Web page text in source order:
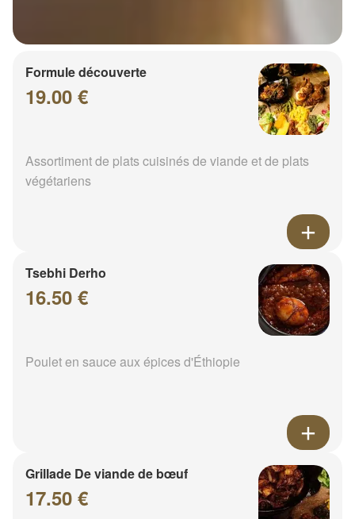
Formule découverte
19.00 €
Assortiment de plats cuisinés de viande et de plats
végétariens
Tsebhi Derho
16.50 €
Poulet en sauce aux épices d'Éthiopie
Grillade De viande de bœuf
17.50 €